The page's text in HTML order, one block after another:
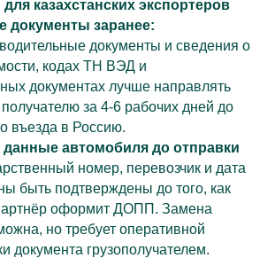
казахстанских экспортеров
документы заранее:
документы и сведения о
кодах ТН ВЭД и
документах лучше направлять
за 4-6 рабочих дней до
въезда в Россию.
автомобиля до отправки
номер, перевозчик и дата
быть подтверждены до того, как
оформит ДОПП. Замена
но требует оперативной
документа грузополучателем.